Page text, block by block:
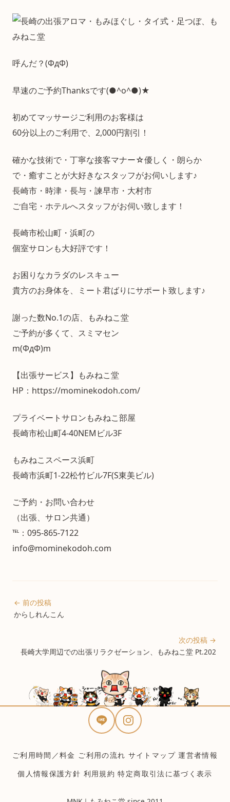
呼んだ？(ΦдΦ)
早速のご予約Thanksです(●^o^●)★
初めてマッサージご利用のお客様は
60分以上のご利用で、2,000円割引！
確かな技術で・丁寧な接客マナー☆優しく・朗らか
で・癒すことが大好きなスタッフがお伺いします♪
長崎市・時津・長与・諫早市・大村市
ご自宅・ホテルへスタッフがお伺い致します！
長崎市松山町・浜町の
個室サロンも大好評です！
お困りなカラダのレスキュー
貴方のお身体を、ミート君ばりにサポート致します♪
謝った数No.1の店、もみねこ堂
ご予約が多くて、スミマセン
m(ΦдΦ)m
【出張サービス】もみねこ堂
HP：https://mominekodoh.com/
プライベートサロンもみねこ部屋
長崎市松山町4-40NEMビル3F
もみねこスペース浜町
長崎市浜町1-22松竹ビル7F(S東美ビル)
ご予約・お問い合わせ
（出張、サロン共通）
℡：095-865-7122
info@mominekodoh.com
← 前の投稿
からしれんこん
次の投稿 →
長崎大学周辺での出張リラクゼーション、もみねこ堂 Pt.202
ご利用時間／料金 ご利用の流れ サイトマップ 運営者情報
個人情報保護方針 利用規約 特定商取引法に基づく表示